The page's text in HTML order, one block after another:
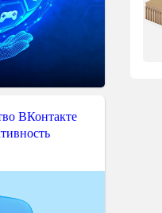
ВКонтакте